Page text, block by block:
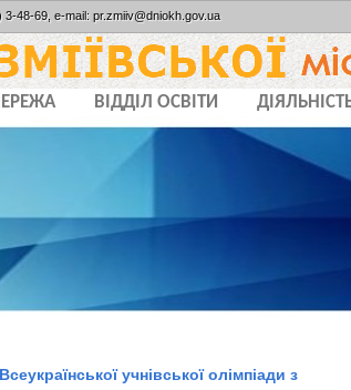
3-48-69, e-mail: pr.zmiiv@dniokh.gov.ua
ВІДДІЛ ОСВІТИ
учнівської олімпіади з